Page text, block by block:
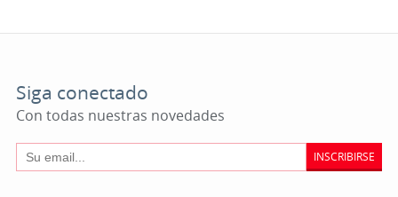
Siga conectado
Con todas nuestras novedades
INSCRIBIRSE